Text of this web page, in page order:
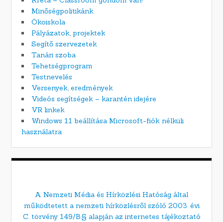
Minőségpolitikánk
Ökoiskola
Pályázatok, projektek
Segítő szervezetek
Tanári szoba
Tehetségprogram
Testnevelés
Versenyek, eredmények
Videós segítségek – karantén idejére
VR linkek
Windows 11 beállítása Microsoft-fiók nélküli
használatra
A Nemzeti Média és Hírközlési Hatóság által
működtetett a nemzeti hírközlésről szóló 2003. évi
C. törvény 149/B.§ alapján az internetes tájékoztató